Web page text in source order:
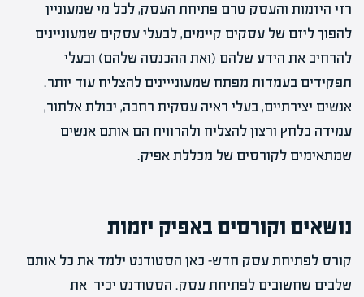
רזי היזמות והעסק טרם פתיחת העסק, לכל מי שמעוניין
להפוך ליזם של עסקים קיימים, לבעלי עסקים שמעוניינים
להרחיב את הידע שלהם (ואת ההכנסה שלהם) ובעלי
תפקידים בעמדות מפתח שמעונייינים להצליח עוד יותר.
אנשים יצירתיים, בעלי ראיה עסקית רחבה, יכולת אלתור,
עמידה בלחץ ורצון להצליח ולהרוויח הם אותם אנשים
שמתאימים לקורסים של מכללת אפיק.
נושאים וקורסים באפיק יזמות
קורס לפתיחת עסק חדש- כאן הסטודנט ילמד את כל אותם
שלבים שחשובים לפתיחת עסק. הסטודנט יכיר את